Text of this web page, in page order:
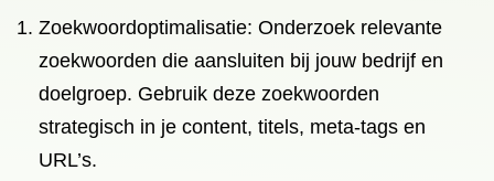
Zoekwoordoptimalisatie: Onderzoek relevante
zoekwoorden die aansluiten bij jouw bedrijf en
doelgroep. Gebruik deze zoekwoorden
strategisch in je content, titels, meta-tags en
URL’s.